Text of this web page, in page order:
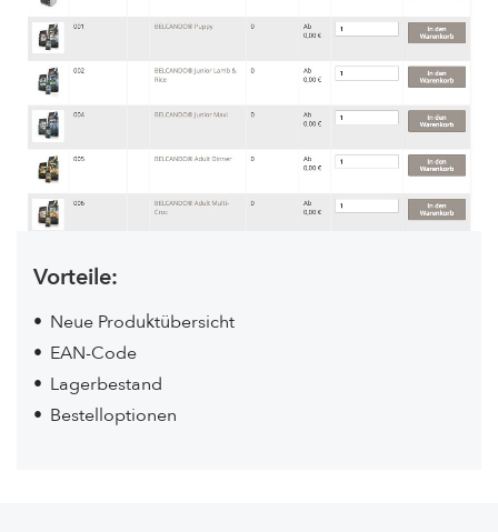
Vorteile:
Neue Produktübersicht
EAN-Code
Lagerbestand
Bestelloptionen